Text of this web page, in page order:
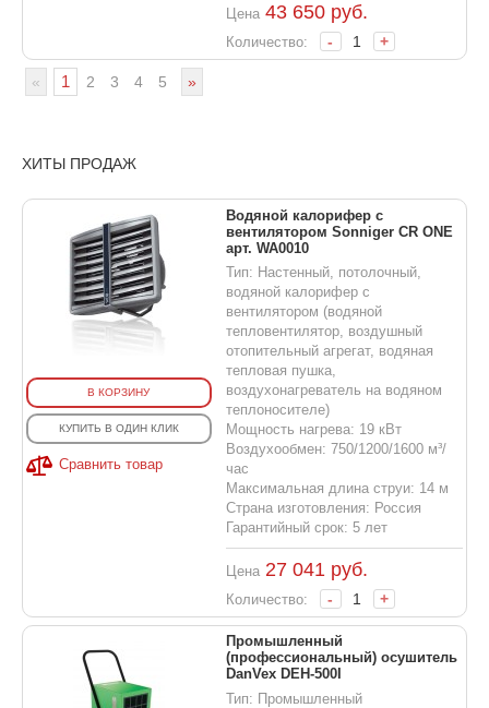
Цена 43 650руб.
Количество: - +
« 1 2 3 4 5 »
ХИТЫ ПРОДАЖ
В КОРЗИНУ
КУПИТЬ В ОДИН КЛИК
Сравнить товар
Водяной калорифер с
вентилятором Sonniger CR ONE
арт. WA0010
Тип: Настенный, потолочный,
водяной калорифер с
вентилятором (водяной
тепловентилятор, воздушный
отопительный агрегат, водяная
тепловая пушка,
воздухонагреватель на водяном
теплоносителе)
Мощность нагрева: 19 кВт
Воздухообмен: 750/1200/1600 м³/
час
Максимальная длина струи: 14 м
Страна изготовления: Россия
Гарантийный срок: 5 лет
Цена 27 041руб.
Количество: - +
Промышленный
(профессиональный) осушитель
DanVex DEH-500I
Тип: Промышленный